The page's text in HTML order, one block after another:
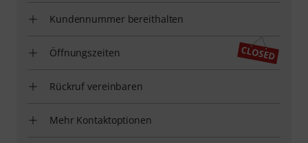
Kundennummer bereithalten
Öffnungszeiten
Rückruf vereinbaren
Mehr Kontaktoptionen